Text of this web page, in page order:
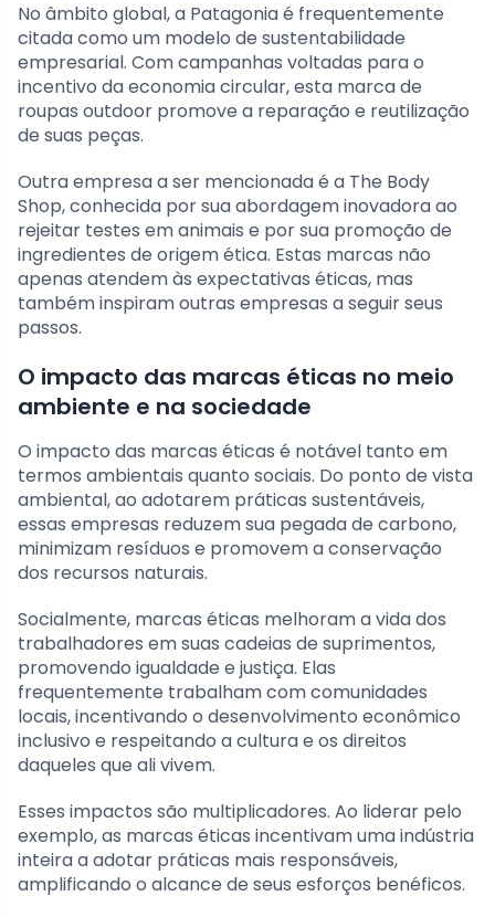
No âmbito global, a Patagonia é frequentemente
citada como um modelo de sustentabilidade
empresarial. Com campanhas voltadas para o
incentivo da economia circular, esta marca de
roupas outdoor promove a reparação e reutilização
de suas peças.
Outra empresa a ser mencionada é a The Body
Shop, conhecida por sua abordagem inovadora ao
rejeitar testes em animais e por sua promoção de
ingredientes de origem ética. Estas marcas não
apenas atendem às expectativas éticas, mas
também inspiram outras empresas a seguir seus
passos.
O impacto das marcas éticas no meio
ambiente e na sociedade
O impacto das marcas éticas é notável tanto em
termos ambientais quanto sociais. Do ponto de vista
ambiental, ao adotarem práticas sustentáveis,
essas empresas reduzem sua pegada de carbono,
minimizam resíduos e promovem a conservação
dos recursos naturais.
Socialmente, marcas éticas melhoram a vida dos
trabalhadores em suas cadeias de suprimentos,
promovendo igualdade e justiça. Elas
frequentemente trabalham com comunidades
locais, incentivando o desenvolvimento econômico
inclusivo e respeitando a cultura e os direitos
daqueles que ali vivem.
Esses impactos são multiplicadores. Ao liderar pelo
exemplo, as marcas éticas incentivam uma indústria
inteira a adotar práticas mais responsáveis,
amplificando o alcance de seus esforços benéficos.